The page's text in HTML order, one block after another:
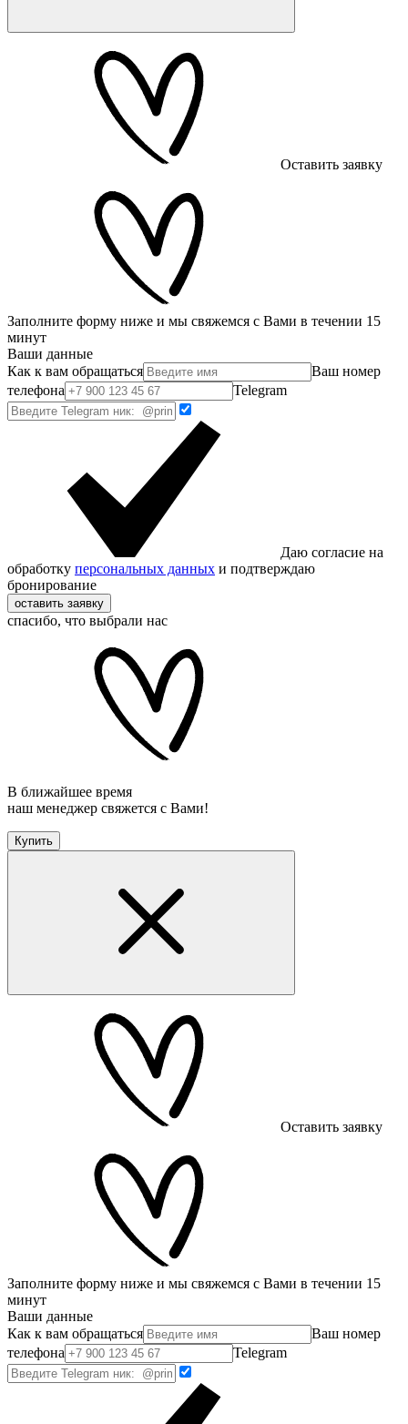
Оставить заявку
Заполните форму ниже и мы свяжемся с Вами в течении 15
минут
Ваши данные
Как к вам обращаться
Ваш номер
телефона
Telegram
Даю согласие на
обработку персональных данных и подтверждаю
бронирование
оставить заявку
спасибо, что выбрали нас
В ближайшее время
наш менеджер свяжется с Вами!
Купить
Оставить заявку
Заполните форму ниже и мы свяжемся с Вами в течении 15
минут
Ваши данные
Как к вам обращаться
Ваш номер
телефона
Telegram